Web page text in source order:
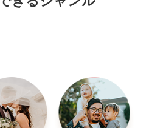
・物の削除などをご希望の
っかり整えた仕上がりをご
トレタッチ対応も可能で